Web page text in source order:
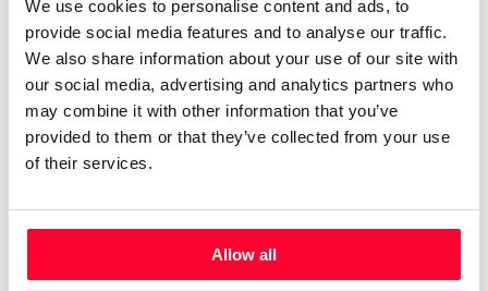
We use cookies to personalise content and ads, to
provide social media features and to analyse our traffic.
We also share information about your use of our site with
our social media, advertising and analytics partners who
may combine it with other information that you’ve
provided to them or that they’ve collected from your use
of their services.
Allow all
Tengo 74 álbumes en el mercado
digital, con el alias de aRPA”
Soy licenciado en Historia Antigua. Siempre me ha gustado
la música, y he tocado y compuesto en un grupo de rock
celta allá por los ochenta. En música tengo un año de piano,
soy muy fan del hard rock de los 70, la música clásica,
sobre todo Beethoven, y la Ópera, en la que me declaro fan
de Wagner y los compositores rusos del Grupo de lis Cinco.